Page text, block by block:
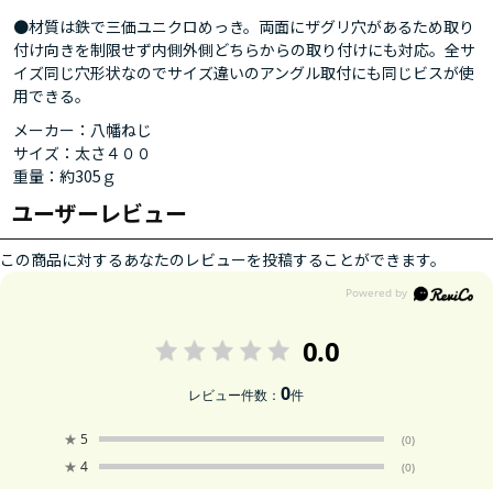
●材質は鉄で三価ユニクロめっき。両面にザグリ穴があるため取り
付け向きを制限せず内側外側どちらからの取り付けにも対応。全サ
イズ同じ穴形状なのでサイズ違いのアングル取付にも同じビスが使
用できる。
メーカー：八幡ねじ
サイズ：太さ４００
重量：約305ｇ
ユーザーレビュー
この商品に対するあなたのレビューを投稿することができます。
0.0
レビュー件数：0件
★ 5 (0)
★ 4 (0)